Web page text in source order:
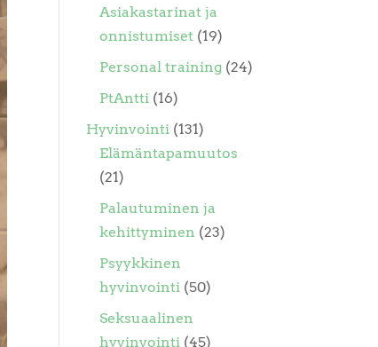
Asiakastarinat ja
onnistumiset (19)
Personal training (24)
PtAntti (16)
Hyvinvointi (131)
Elämäntapamuutos
(21)
Palautuminen ja
kehittyminen (23)
Psyykkinen
hyvinvointi (50)
Seksuaalinen
hyvinvointi (45)